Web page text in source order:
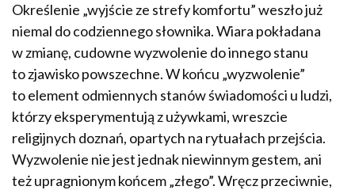
Określenie „wyjście ze strefy komfortu” weszło już
niemal do codziennego słownika. Wiara pokładana
w zmianę, cudowne wyzwolenie do innego stanu
to zjawisko powszechne. W końcu „wyzwolenie”
to element odmiennych stanów świadomości u ludzi,
którzy eksperymentują z używkami, wreszcie
religijnych doznań, opartych na rytuałach przejścia.
Wyzwolenie nie jest jednak niewinnym gestem, ani
też upragnionym końcem „złego”. Wręcz przeciwnie,